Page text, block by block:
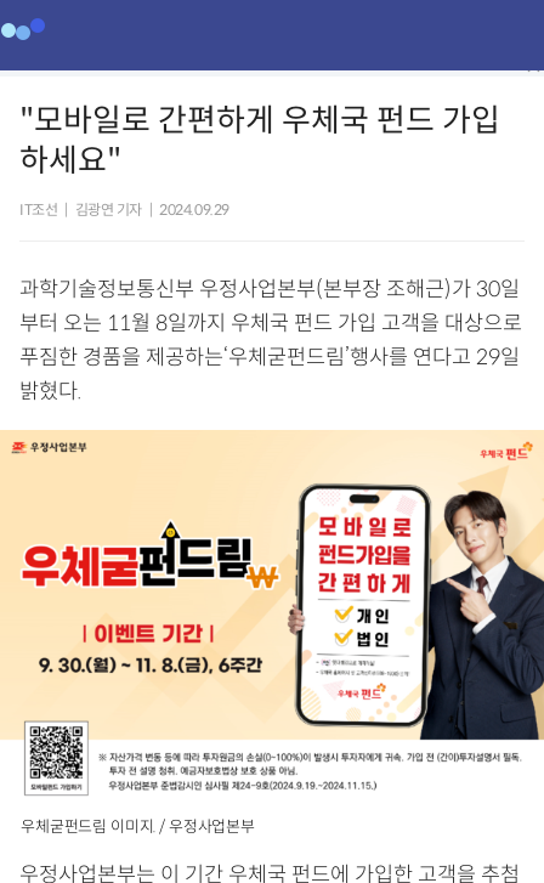
"모바일로 간편하게 우체국 펀드 가입
하세요"
IT조선 김광연 기자 2024.09.29
과학기술정보통신부 우정사업본부(본부장 조해근)가 30일
부터 오는 11월 8일까지 우체국 펀드 가입 고객을 대상으로
푸짐한 경품을 제공하는‘우체굳펀드림’행사를 연다고 29일
밝혔다.
우체굳펀드림 이미지. / 우정사업본부
우정사업본부는 이 기간 우체국 펀드에 가입한 고객을 추첨